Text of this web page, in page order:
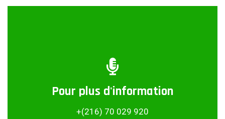
Pour plus d'information
+(216) 70 029 920
Partager ce projet